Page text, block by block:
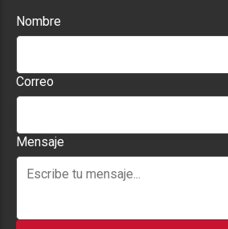
Nombre
Correo
Mensaje